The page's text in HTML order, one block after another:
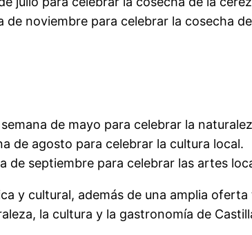
noviembre para celebrar la cosecha
de mayo para celebrar la
de agosto para celebrar la cultura local.
de septiembre para celebrar las artes
y cultural, además de una amplia
la cultura y la gastronomía de